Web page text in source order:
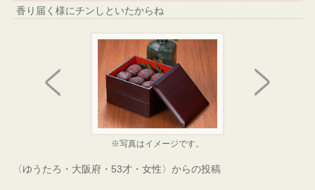
香り届く様にチンしといたからね
※写真はイメージです。
〈ゆうたろ・大阪府・53才・女性〉からの投稿